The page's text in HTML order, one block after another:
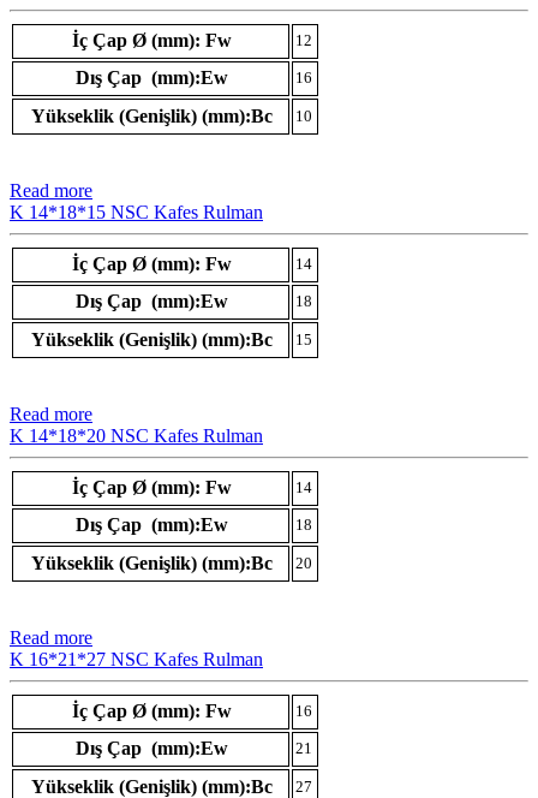
İç Çap Ø (mm): Fw 12
Dış Çap (mm):Ew 16
Yükseklik (Genişlik) (mm):Bc 10
Read more
K 14*18*15 NSC Kafes Rulman
İç Çap Ø (mm): Fw 14
Dış Çap (mm):Ew 18
Yükseklik (Genişlik) (mm):Bc 15
Read more
K 14*18*20 NSC Kafes Rulman
İç Çap Ø (mm): Fw 14
Dış Çap (mm):Ew 18
Yükseklik (Genişlik) (mm):Bc 20
Read more
K 16*21*27 NSC Kafes Rulman
İç Çap Ø (mm): Fw 16
Dış Çap (mm):Ew 21
Yükseklik (Genişlik) (mm):Bc 27